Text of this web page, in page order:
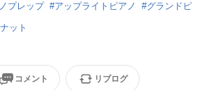
プレップ #アップライトピアノ #グランドピ
ット
コメント リブログ